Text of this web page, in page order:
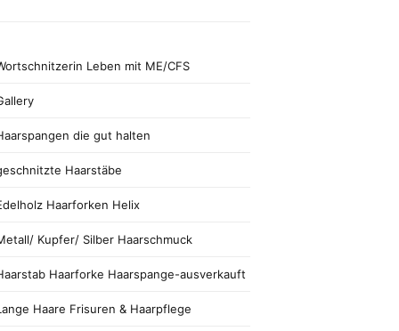
Leben mit ME/CFS
die gut halten
Haarstäbe
Haarforken Helix
Kupfer/ Silber Haarschmuck
Haarforke Haarspange-ausverkauft
Haare Frisuren & Haarpflege